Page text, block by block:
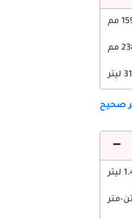
مم
مم
صحيح
ليتر